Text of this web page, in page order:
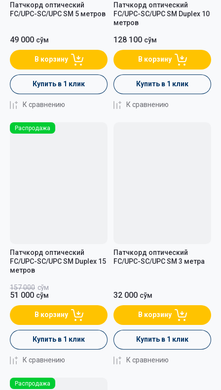
Патчкорд оптический
FC/UPC-SC/UPC SM 5 метров
49 000 сўм
В корзину
Купить в 1 клик
К сравнению
Патчкорд оптический
FC/UPC-SC/UPC SM Duplex 10
метров
128 100 сўм
В корзину
Купить в 1 клик
К сравнению
Распродажа
Патчкорд оптический
FC/UPC-SC/UPC SM Duplex 15
метров
157 000 сўм
51 000 сўм
В корзину
Купить в 1 клик
К сравнению
Патчкорд оптический
FC/UPC-SC/UPC SM 3 метра
32 000 сўм
В корзину
Купить в 1 клик
К сравнению
Распродажа